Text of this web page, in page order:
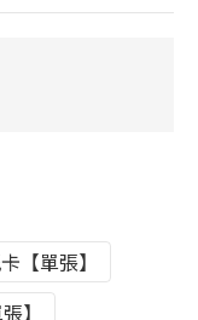
【單張】
】